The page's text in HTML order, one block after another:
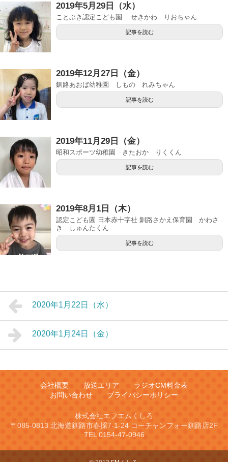
2019年5月29日（水）
ことぶき認定こども園 せきかわ りおちゃん
記事を読む
2019年12月27日（金）
釧路あおば幼稚園 しもの れみちゃん
記事を読む
2019年11月29日（金）
昭和スポーツ幼稚園 きたおか りくくん
記事を読む
2019年8月1日（木）
認定こども園 日本赤十字社 釧路さかえ保育園 かわさ
き しゅんたくん
記事を読む
2020年1月22日（水）
2020年1月24日（金）
会社概要 放送エリア
ラジオCM料金表
お問い合わせ
プライバシーポリシー
株式会社エフエムくしろ
〒085-0813 北海道釧路市春採7-1-24 コーチャンフォー釧路店2F
TEL 0154-47-0946